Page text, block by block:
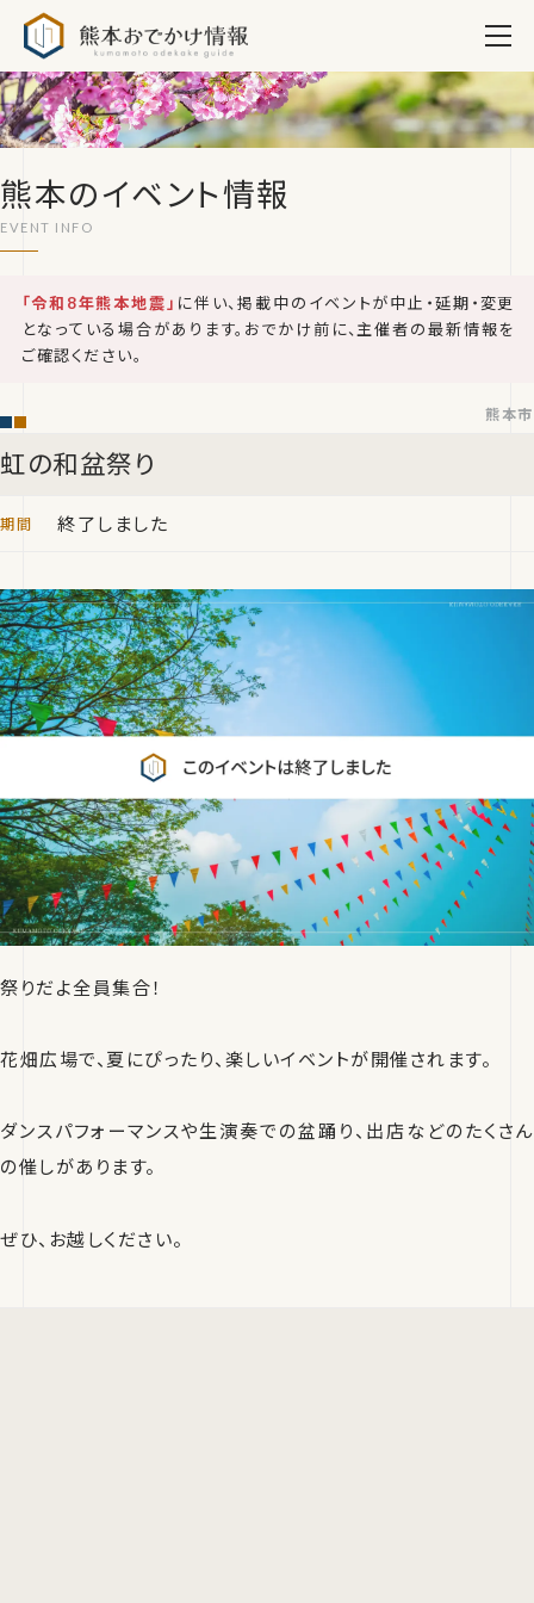
熊本のイベント情報
「令和8年熊本地震」 に伴い、掲載中のイベントが中止・延期・変更
となっている場合があります。おでかけ前に、主催者の最新情報を
ご確認ください。
虹の和盆祭り
熊本市
終了しました
祭りだよ全員集合！
花畑広場で、夏にぴったり、楽しいイベントが開催されます。
ダンスパフォーマンスや生演奏での盆踊り、出店などのたくさん
の催しがあります。
ぜひ、お越しください。